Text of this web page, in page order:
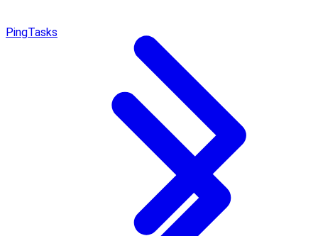
PingTasks